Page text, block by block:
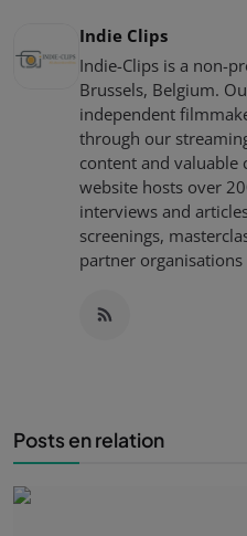
Indie Clips
Indie-Clips is a non-
Brussels, Belgium.
independent
through our
content and
website hosts over
interviews and
screenings,
partner
Posts en relation